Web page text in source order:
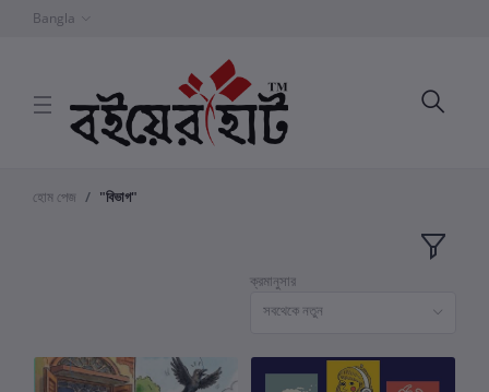
Bangla
হোম পেজ "বিভাগ"
ক্রমানুসার
সবথেকে নতুন